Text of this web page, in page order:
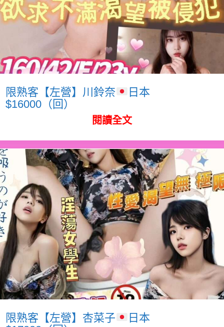
限熟客【左營】川鈴奈
日本
$16000（回）
閱讀全文
限熟客【左營】杏菜子
日本